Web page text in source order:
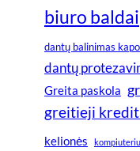
biuro baldai
dantų balinimas
dantų
Greita paskola
greitieji
kelionės